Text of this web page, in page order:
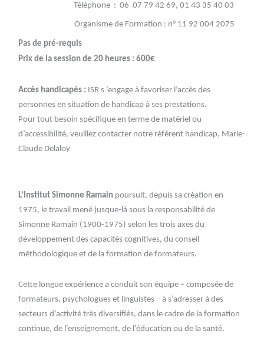
Téléphone : 06 07 79 42 69, 01 43 35 40 03
Organisme de Formation : n° 11 92 004 2075
Pas de pré-requis
Prix de la session de 20 heures : 600€
Accès handicapés : ISR s ‘engage à favoriser l’accès des
personnes en situation de handicap à ses prestations.
Pour tout besoin spécifique en terme de matériel ou
d’accessibilité, veuillez contacter notre référent handicap, Marie-
Claude Delaloy
L’Institut Simonne Ramain poursuit, depuis sa création en
1975, le travail mené jusque-là sous la responsabilité de
Simonne Ramain (1900-1975) selon les trois axes du
développement des capacités cognitives, du conseil
méthodologique et de la formation de formateurs.
Cette longue expérience a conduit son équipe – composée de
formateurs, psychologues et linguistes – à s’adresser à des
secteurs d’activité très diversifiés, dans le cadre de la formation
continue, de l’enseignement, de l’éducation ou de la santé.